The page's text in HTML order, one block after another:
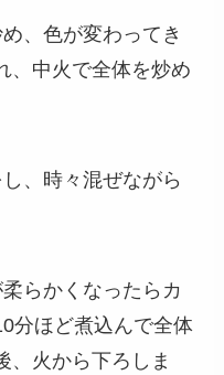
、色が変わってき
、中火で全体を炒め
、時々混ぜながら
らかくなったらカ
分ほど煮込んで全体
、火から下ろしま